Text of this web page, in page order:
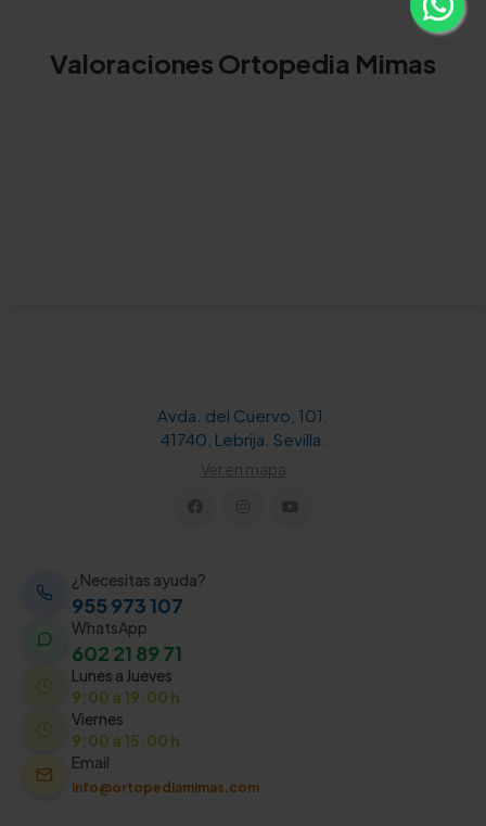
Valoraciones Ortopedia Mimas
Avda. del Cuervo, 101.
41740, Lebrija. Sevilla.
Ver en mapa
¿Necesitas ayuda?
955 973 107
WhatsApp
602 21 89 71
Lunes a Jueves
9:00 a 19:00 h
Viernes
9:00 a 15:00 h
Email
info@ortopediamimas.com